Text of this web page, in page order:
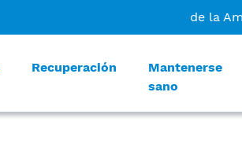
de la
Recuperación
Mantenerse
sano